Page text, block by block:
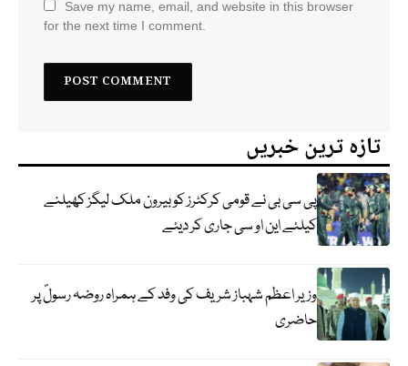
Save my name, email, and website in this browser
for the next time I comment.
تازہ ترین خبریں
پی سی بی نے قومی کرکٹرز کو بیرون ملک لیگز کھیلنے
کیلئے این او سی جاری کر دیئے
وزیر اعظم شہباز شریف کی وفد کے ہمراہ روضہ رسولؐ پر
حاضری